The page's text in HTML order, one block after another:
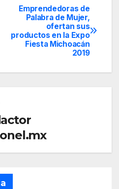
Emprendedoras de
Palabra de Mujer,
ofertan sus
productos en la Expo
Fiesta Michoacán
2019